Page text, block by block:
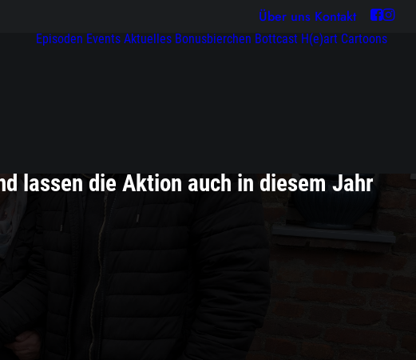
Über uns Kontakt
Episoden Events Aktuelles Bonusbierchen Bottcast H(e)art Cartoons
lassen die Aktion auch in diesem Jahr